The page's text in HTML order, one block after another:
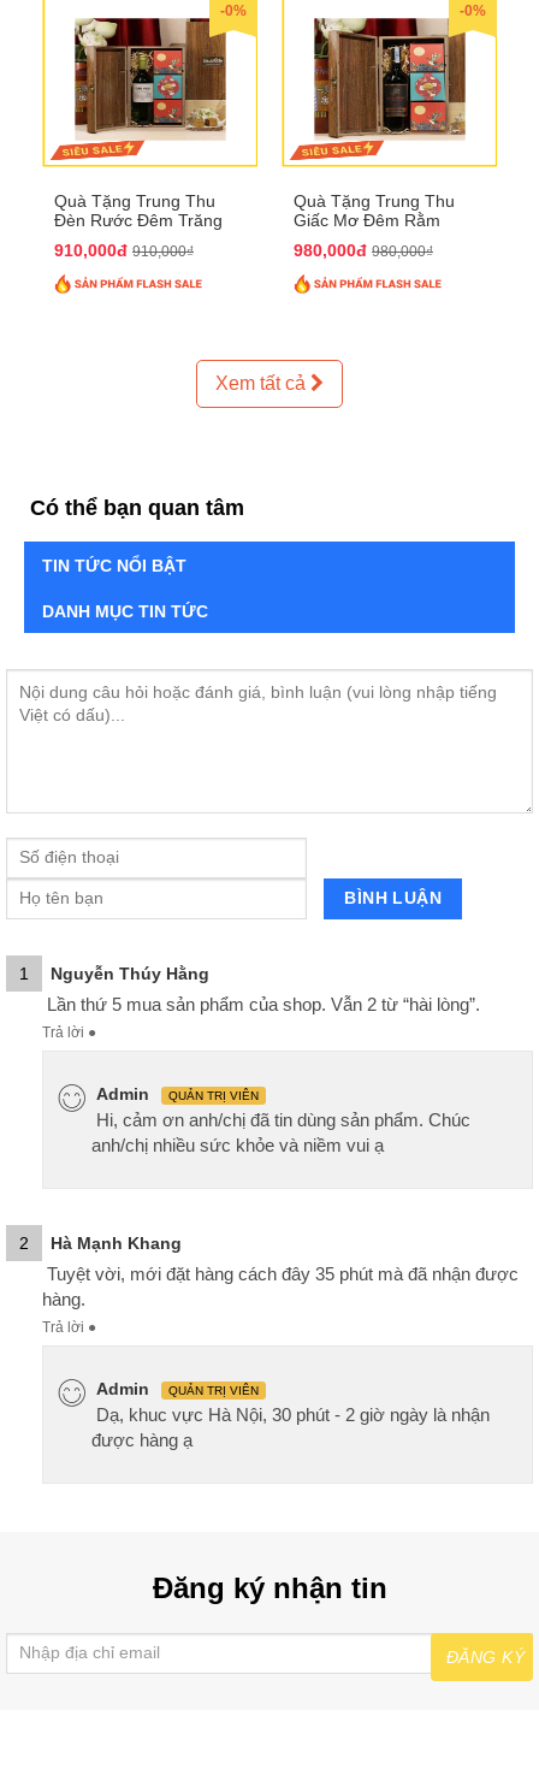
-0%
Quà Tặng Trung Thu
Đèn Rước Đêm Trăng
910,000đ 910,000₫
-0%
Quà Tặng Trung Thu
Giấc Mơ Đêm Rằm
980,000đ 980,000₫
Xem tất cả
Có thể bạn quan tâm
TIN TỨC NỔI BẬT
DANH MỤC TIN TỨC
1 Nguyễn Thúy Hằng
Lần thứ 5 mua sản phẩm của shop. Vẫn 2 từ “hài lòng”.
Trả lời ●
Admin QUẢN TRỊ VIÊN
Hi, cảm ơn anh/chị đã tin dùng sản phẩm. Chúc
anh/chị nhiều sức khỏe và niềm vui ạ
2 Hà Mạnh Khang
Tuyệt vời, mới đặt hàng cách đây 35 phút mà đã nhận được
hàng.
Trả lời ●
Admin QUẢN TRỊ VIÊN
Dạ, khuc vực Hà Nội, 30 phút - 2 giờ ngày là nhận
được hàng ạ
Đăng ký nhận tin
ĐĂNG KÝ